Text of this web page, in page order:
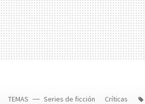
TEMAS Series de ficción Críticas